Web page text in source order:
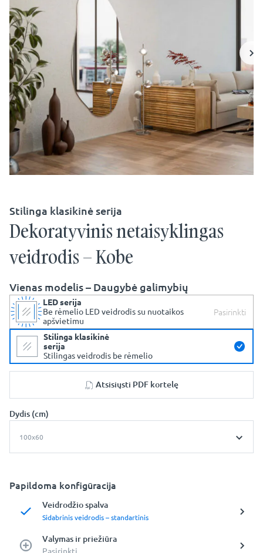
Stilinga klasikinė serija
Dekoratyvinis netaisyklingas
veidrodis – Kobe
Vienas modelis – Daugybė galimybių
LED serija
Be rėmelio LED veidrodis su nuotaikos
apšvietimu
Pasirinkti
Stilinga klasikinė
serija
Stilingas veidrodis be rėmelio
Atsisiųsti PDF kortelę
Dydis (cm)
100x60
Papildoma konfigūracija
Veidrodžio spalva
Sidabrinis veidrodis – standartinis
Valymas ir priežiūra